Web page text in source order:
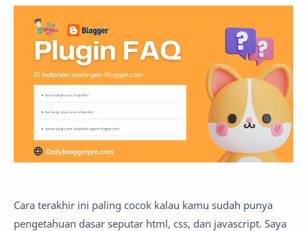
Cara terakhir ini paling cocok kalau kamu sudah punya
pengetahuan dasar seputar html, css, dan javascript. Saya